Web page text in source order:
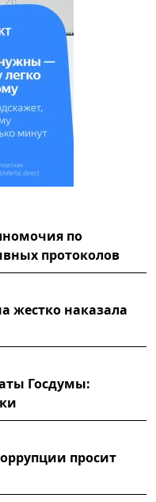
по
протоколов
наказала
Госдумы:
просит